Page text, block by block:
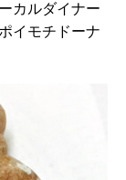
カルダイナー
イモチドーナ